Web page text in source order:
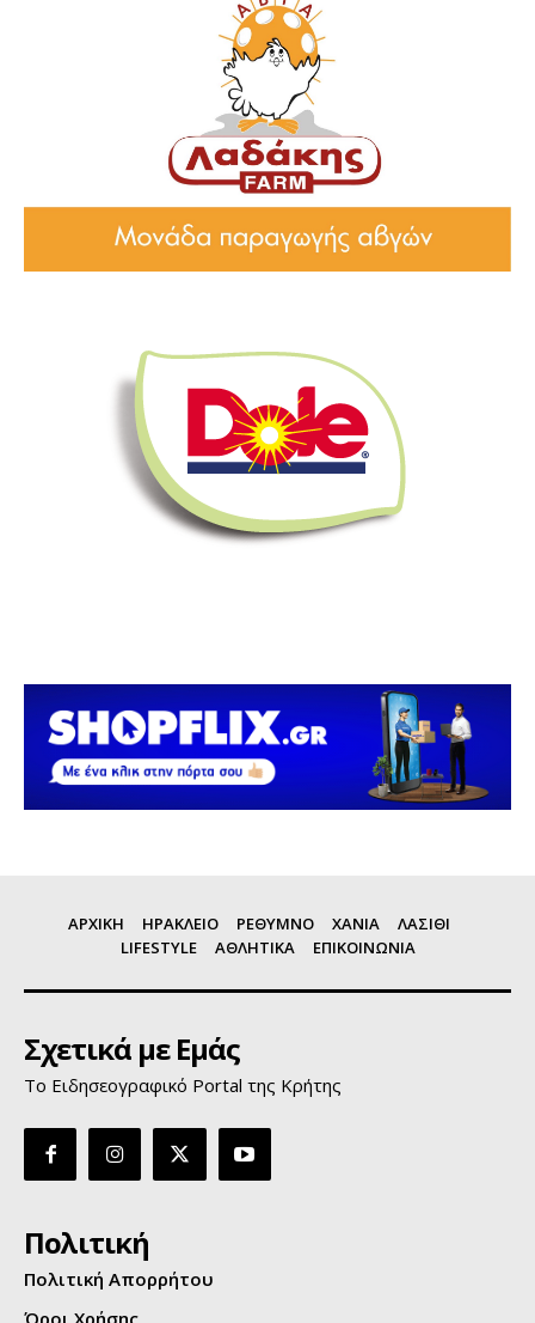
ΑΡΧΙΚΗ ΗΡΑΚΛΕΙΟ ΡΕΘΥΜΝΟ ΧΑΝΙΑ
ΛΑΣΙΘΙ
LIFESTYLE
ΑΘΛΗΤΙΚΑ ΕΠΙΚΟΙΝΩΝΙΑ
Σχετικά με Εμάς
Το Ειδησεογραφικό Portal της Κρήτης
Πολιτική
Πολιτική Απορρήτου